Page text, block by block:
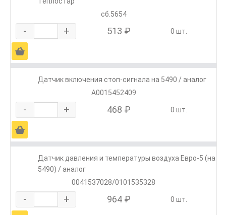
сб.5654
- + 513 ₽ 0 шт.
Ä
Датчик включения стоп-сигнала на 5490 / аналог
A0015452409
- + 468 ₽ 0 шт.
Ä
Датчик давления и температуры воздуха Евро-5 (на
5490) / аналог
0041537028/0101535328
- + 964 ₽ 0 шт.